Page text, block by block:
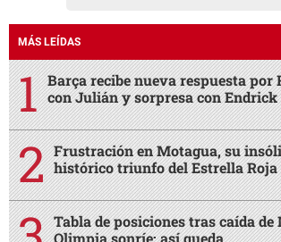
MÁS LEÍDAS
Barça recibe nueva respuesta por
con Julián y sorpresa con Endrick
Frustración en Motagua, su
histórico triunfo del Estrella Roja
Tabla de posiciones tras caída
Olimpia sonríe: así queda